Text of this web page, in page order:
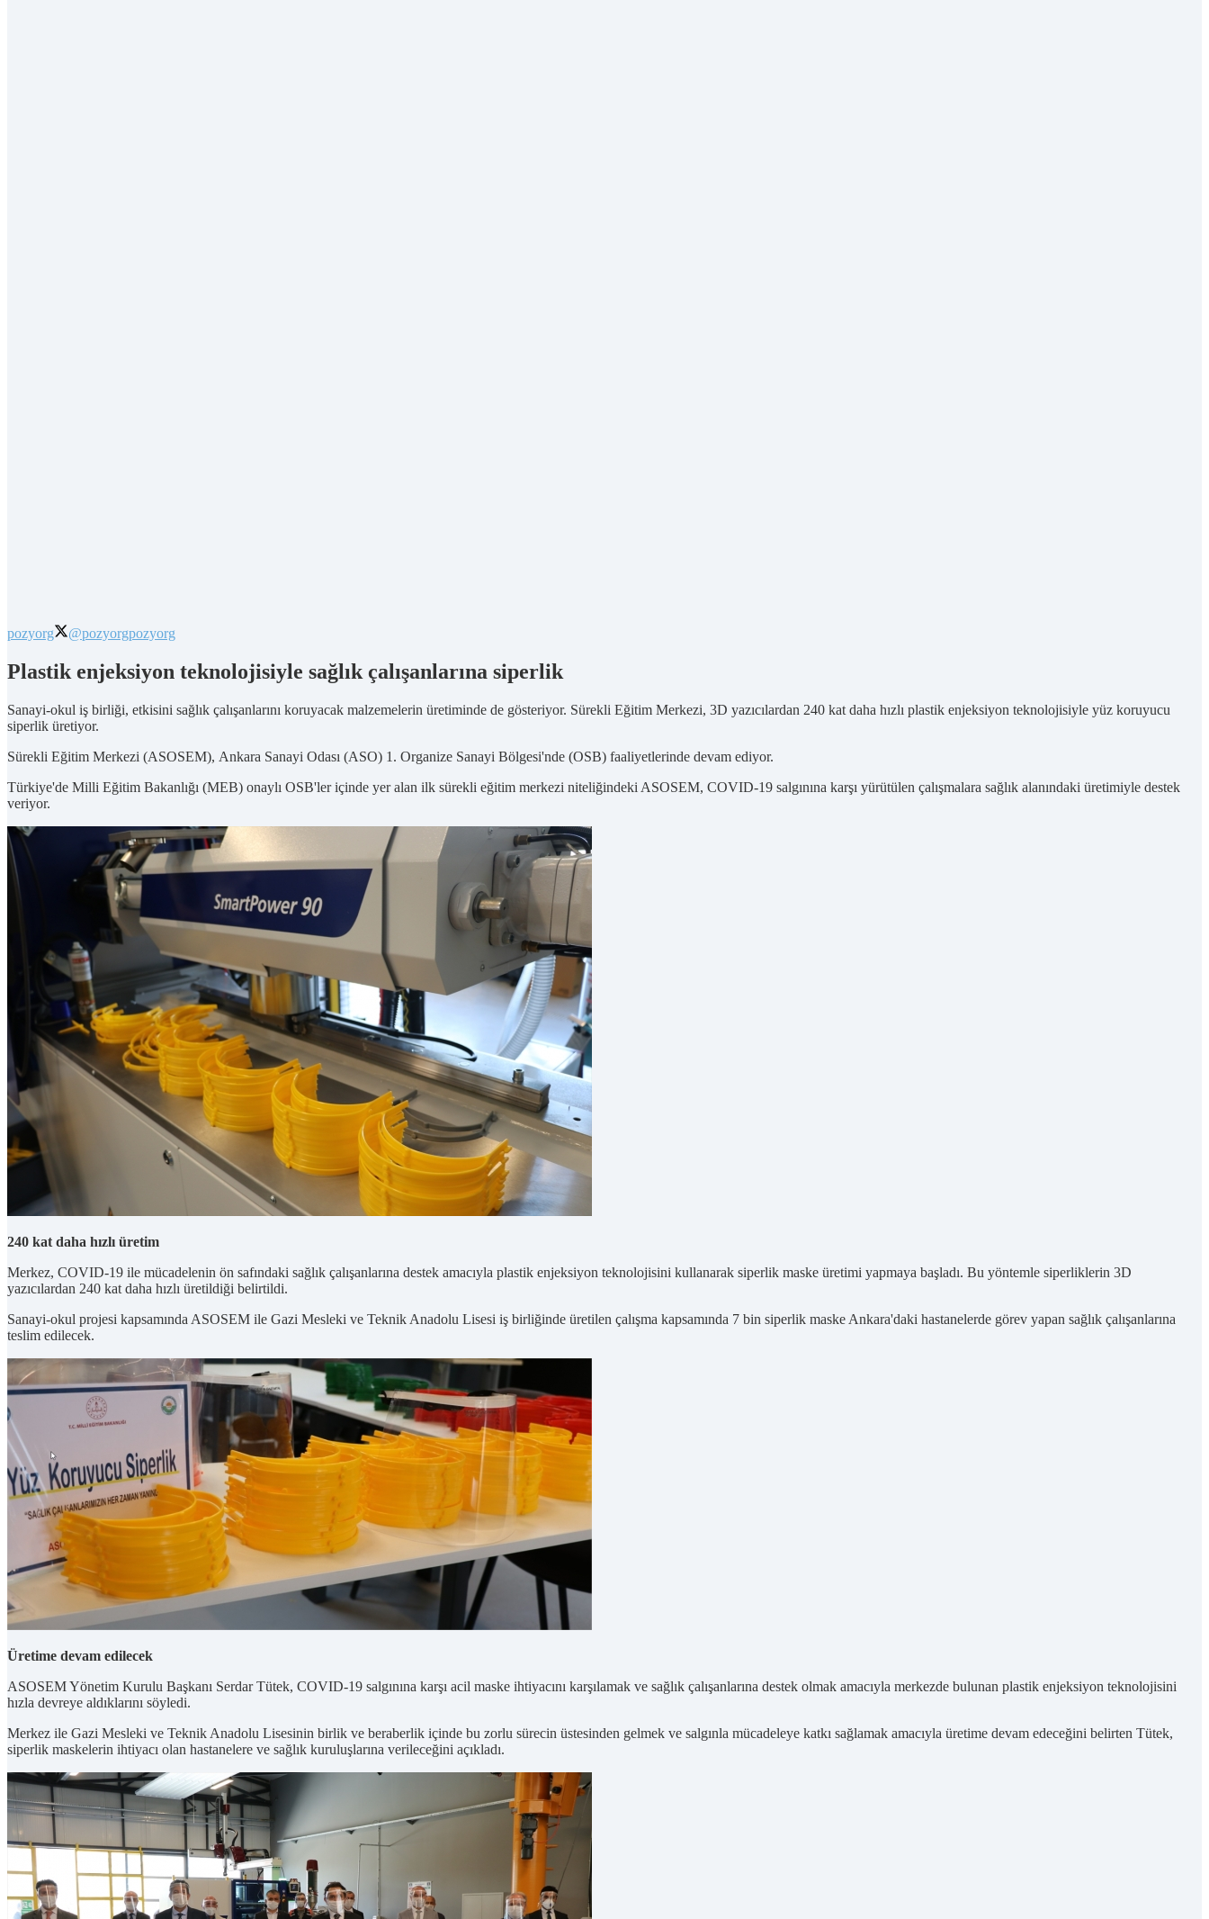
pozyorg @pozyorgpozyorg
Plastik enjeksiyon teknolojisiyle sağlık çalışanlarına siperlik
Sanayi-okul iş birliği, etkisini sağlık çalışanlarını koruyacak malzemelerin üretiminde de gösteriyor. Sürekli Eğitim Merkezi, 3D yazıcılardan 240 kat daha hızlı plastik enjeksiyon teknolojisiyle yüz koruyucu
siperlik üretiyor.
Sürekli Eğitim Merkezi (ASOSEM), Ankara Sanayi Odası (ASO) 1. Organize Sanayi Bölgesi'nde (OSB) faaliyetlerinde devam ediyor.
Türkiye'de Milli Eğitim Bakanlığı (MEB) onaylı OSB'ler içinde yer alan ilk sürekli eğitim merkezi niteliğindeki ASOSEM, COVID-19 salgınına karşı yürütülen çalışmalara sağlık alanındaki üretimiyle destek
veriyor.
240 kat daha hızlı üretim
Merkez, COVID-19 ile mücadelenin ön safındaki sağlık çalışanlarına destek amacıyla plastik enjeksiyon teknolojisini kullanarak siperlik maske üretimi yapmaya başladı. Bu yöntemle siperliklerin 3D
yazıcılardan 240 kat daha hızlı üretildiği belirtildi.
Sanayi-okul projesi kapsamında ASOSEM ile Gazi Mesleki ve Teknik Anadolu Lisesi iş birliğinde üretilen çalışma kapsamında 7 bin siperlik maske Ankara'daki hastanelerde görev yapan sağlık çalışanlarına
teslim edilecek.
Üretime devam edilecek
ASOSEM Yönetim Kurulu Başkanı Serdar Tütek, COVID-19 salgınına karşı acil maske ihtiyacını karşılamak ve sağlık çalışanlarına destek olmak amacıyla merkezde bulunan plastik enjeksiyon teknolojisini
hızla devreye aldıklarını söyledi.
Merkez ile Gazi Mesleki ve Teknik Anadolu Lisesinin birlik ve beraberlik içinde bu zorlu sürecin üstesinden gelmek ve salgınla mücadeleye katkı sağlamak amacıyla üretime devam edeceğini belirten Tütek,
siperlik maskelerin ihtiyacı olan hastanelere ve sağlık kuruluşlarına verileceğini açıkladı.